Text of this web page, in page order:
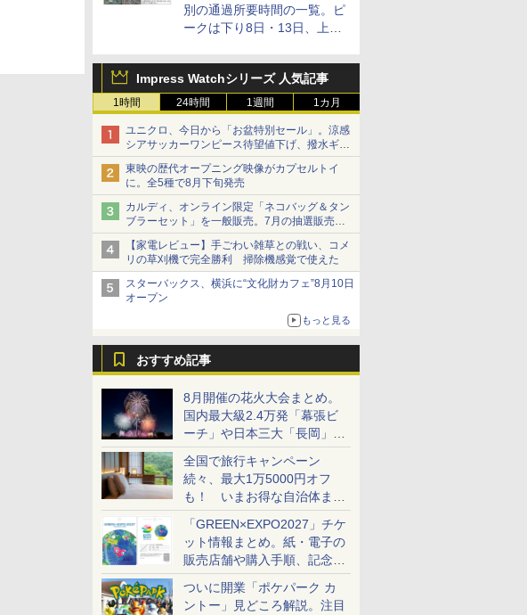
別の通過所要時間の一覧。ピ
ークは下り8日・13日、上り
Impress Watchシリーズ 人気記事
1時間 24時間 1週間 1カ月
ユニクロ、今日から「お盆特別セール」。涼感
シアサッカーワンピース待望値下げ、撥水ギア
ショーツは1990円に
東映の歴代オープニング映像がカプセルトイ
に。全5種で8月下旬発売
カルディ、オンライン限定「ネコバッグ＆タン
ブラーセット」を一般販売。7月の抽選販売の
当選無効分
【家電レビュー】手ごわい雑草との戦い、コメ
リの草刈機で完全勝利 掃除機感覚で使えた
スターバックス、横浜に“文化財カフェ”8月10日
オープン
もっと見る
おすすめ記事
8月開催の花火大会まとめ。
国内最大級2.4万発「幕張ビ
ーチ」や日本三大「長岡」な
ど大型イベント目白押し！
全国で旅行キャンペーン
続々、最大1万5000円オフ
も！ いまお得な自治体まと
め
「GREEN×EXPO2027」チケ
ット情報まとめ。紙・電子の
販売店舗や購入手順、記念チ
ケットも解説
ついに開業「ポケパーク カ
ントー」見どころ解説。注目